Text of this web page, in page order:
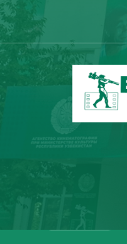
Перейти
к
содержимому
ВГИК